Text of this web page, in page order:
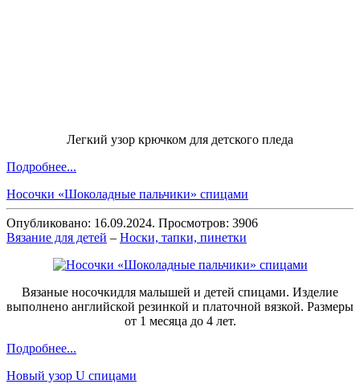
Легкий узор крючком для детского пледа
Подробнее...
Носочки «Шоколадные пальчики» спицами
Опубликовано: 16.09.2024. Просмотров: 3906
Вязание для детей – Носки, тапки, пинетки
Вязаные носочкидля малышей и детей спицами. Изделие
выполнено английской резинкой и платочной вязкой. Размеры
от 1 месяца до 4 лет.
Подробнее...
Новый узор U спицами